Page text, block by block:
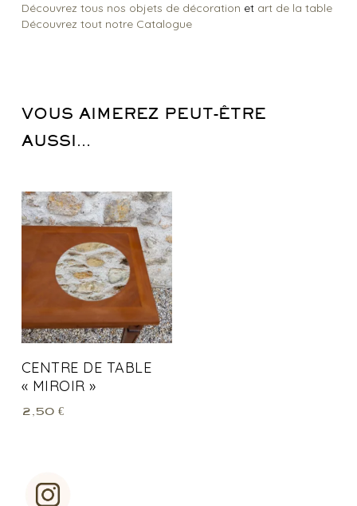
Découvrez tous nos objets de décoration et art de la table
Découvrez tout notre Catalogue
VOUS AIMEREZ PEUT-ÊTRE
AUSSI…
CENTRE DE TABLE
« MIROIR »
2,50 €